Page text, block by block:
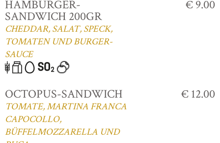
HAMBURGER-
SANDWICH 200GR
CHEDDAR, SALAT, SPECK,
TOMATEN UND BURGER-
SAUCE
€ 9.00
OCTOPUS-SANDWICH
TOMATE, MARTINA FRANCA
CAPOCOLLO,
BÜFFELMOZZARELLA UND
€ 12.00